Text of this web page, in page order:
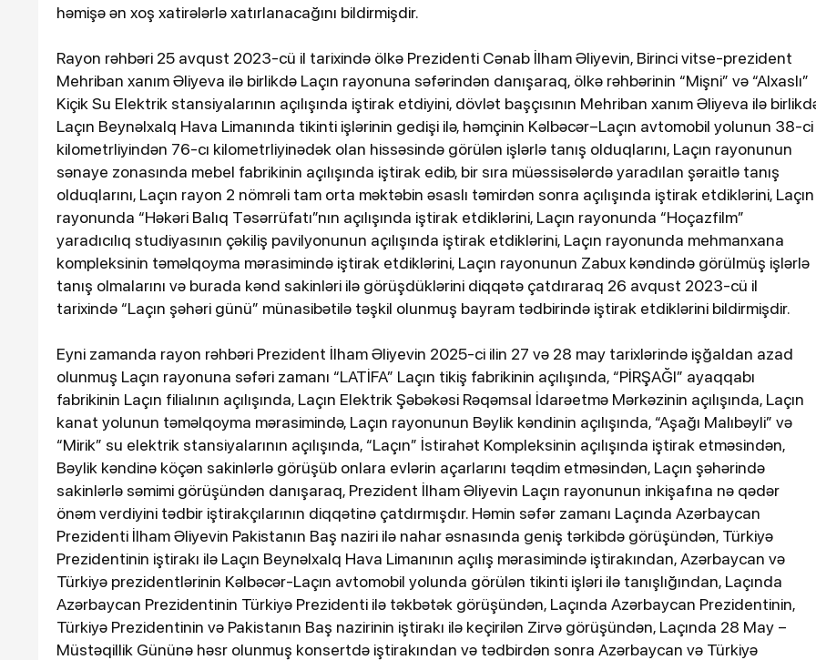
həmişə ən xoş xatirələrlə xatırlanacağını bildirmişdir.
Rayon rəhbəri 25 avqust 2023-cü il tarixində ölkə Prezidenti Cənab İlham Əliyevin, Birinci vitse-prezident
Mehriban xanım Əliyeva ilə birlikdə Laçın rayonuna səfərindən danışaraq, ölkə rəhbərinin “Mişni” və “Alxaslı”
Kiçik Su Elektrik stansiyalarının açılışında iştirak etdiyini, dövlət başçısının Mehriban xanım Əliyeva ilə
Laçın Beynəlxalq Hava Limanında tikinti işlərinin gedişi ilə, həmçinin Kəlbəcər–Laçın avtomobil yolunun 38-ci
kilometrliyindən 76-cı kilometrliyinədək olan hissəsində görülən işlərlə tanış olduqlarını, Laçın rayonunun
sənaye zonasında mebel fabrikinin açılışında iştirak edib, bir sıra müəssisələrdə yaradılan şəraitlə tanış
olduqlarını, Laçın rayon 2 nömrəli tam orta məktəbin əsaslı təmirdən sonra açılışında iştirak etdiklərini, Laçın
rayonunda “Həkəri Balıq Təsərrüfatı”nın açılışında iştirak etdiklərini, Laçın rayonunda “Hoçazfilm”
yaradıcılıq studiyasının çəkiliş pavilyonunun açılışında iştirak etdiklərini, Laçın rayonunda mehmanxana
kompleksinin təməlqoyma mərasimində iştirak etdiklərini, Laçın rayonunun Zabux kəndində görülmüş işlərlə
tanış olmalarını və burada kənd sakinləri ilə görüşdüklərini diqqətə çatdıraraq 26 avqust 2023-cü il
tarixində “Laçın şəhəri günü” münasibətilə təşkil olunmuş bayram tədbirində iştirak etdiklərini bildirmişdir.
Eyni zamanda rayon rəhbəri Prezident İlham Əliyevin 2025-ci ilin 27 və 28 may tarixlərində işğaldan azad
olunmuş Laçın rayonuna səfəri zamanı “LATİFA” Laçın tikiş fabrikinin açılışında, “PİRŞAĞI” ayaqqabı
fabrikinin Laçın filialının açılışında, Laçın Elektrik Şəbəkəsi Rəqəmsal İdarəetmə Mərkəzinin açılışında, Laçın
kanat yolunun təməlqoyma mərasimində, Laçın rayonunun Bəylik kəndinin açılışında, “Aşağı Malıbəyli” və
“Mirik” su elektrik stansiyalarının açılışında, “Laçın” İstirahət Kompleksinin açılışında iştirak etməsindən,
Bəylik kəndinə köçən sakinlərlə görüşüb onlara evlərin açarlarını təqdim etməsindən, Laçın şəhərində
sakinlərlə səmimi görüşündən danışaraq, Prezident İlham Əliyevin Laçın rayonunun inkişafına nə qədər
önəm verdiyini tədbir iştirakçılarının diqqətinə çatdırmışdır. Həmin səfər zamanı Laçında Azərbaycan
Prezidenti İlham Əliyevin Pakistanın Baş naziri ilə nahar əsnasında geniş tərkibdə görüşündən, Türkiyə
Prezidentinin iştirakı ilə Laçın Beynəlxalq Hava Limanının açılış mərasimində iştirakından, Azərbaycan və
Türkiyə prezidentlərinin Kəlbəcər-Laçın avtomobil yolunda görülən tikinti işləri ilə tanışlığından, Laçında
Azərbaycan Prezidentinin Türkiyə Prezidenti ilə təkbətək görüşündən, Laçında Azərbaycan Prezidentinin,
Türkiyə Prezidentinin və Pakistanın Baş nazirinin iştirakı ilə keçirilən Zirvə görüşündən, Laçında 28 May –
Müstəqillik Gününə həsr olunmuş konsertdə iştirakından və tədbirdən sonra Azərbaycan və Türkiyə
3-08-2026, 10:34
59 nəfər xilas edilib, 7 nəfərin
meyiti təhvil verilib
Dün, 10:48
Tərtərdəki hadisənin sirri açıldı:
Ər-arvadı yandırıb 15 min manatı
oğurladı